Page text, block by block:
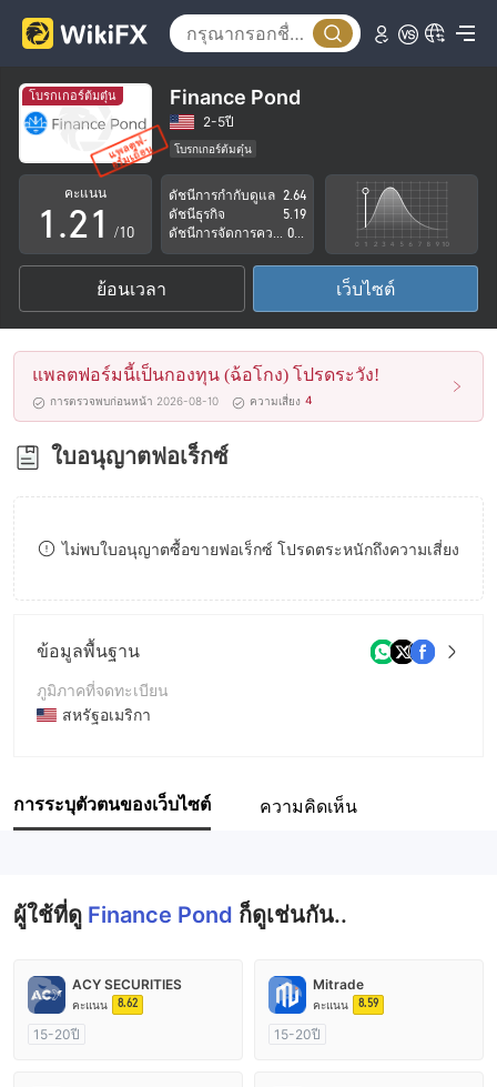
โบรกเกอร์ต้มตุ๋น Finance Pond
2-5ปี
โบรกเกอร์ต้มตุ๋น
ใบอนุญาตในการกำกับดูแลกำลังถูกตั้งข้อสงสัย
กลุ่มธุรกิจที่ต้องสงสัย
ระวังความเสี่ยงอันตรายที่อาจจะซ่อนอยู่
คะแนน
0
1
2
3
4
5
6
7
8
.
0
1
2
3
4
5
6
7
8
9
0
1
2
3
4
5
6
7
8
/10
ดัชนีการกำกับดูแล 2.64
ดัชนีธุรกิจ
5.19
ย้อนเวลา เว็บไซต์
แพลตฟอร์มนี้เป็นกองทุน (ฉ้อโกง) โปรดระวัง!
การตรวจพบก่อนหน้า 2026-08-10 ความเสี่ยง 4
ใบอนุญาตฟอเร็กซ์
ไม่พบใบอนุญาตซื้อขายฟอเร็กซ์ โปรดตระหนักถึงความเสี่ยง
ข้อมูลพื้นฐาน
ภูมิภาคที่จดทะเบียน
สหรัฐอเมริกา
ชื่อบริษัท
การระบุตัวตนของเว็บไซต์ ความคิดเห็น
ผู้ใช้ที่ดู Finance Pond ก็ดูเช่นกัน..
ACY SECURITIES
คะแนน 8.62
15-20ปี
Mitrade
คะแนน 8.59
15-20ปี